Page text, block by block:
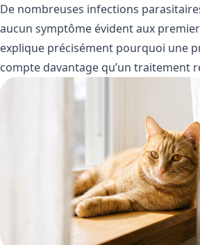
De nombreuses infections
aucun symptôme évident aux
explique précisément pourquoi une
compte davantage qu’un traitement